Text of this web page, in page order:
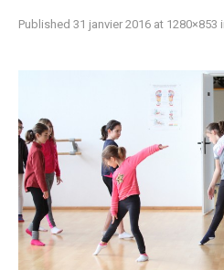
Published 31 janvier 2016 at 1280×853